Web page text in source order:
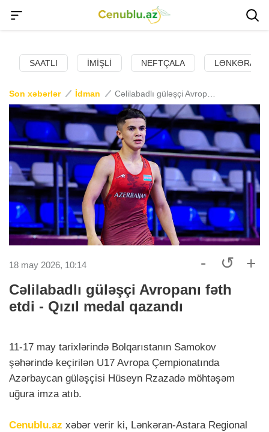
SAATLI İMIŞLI NEFTÇALA LƏNKƏRAN
Son xəbərlər İdman
18 may 2026, 10:14 - ↺ +
Cəlilabadlı güləşçi Avropanı fəth
etdi - Qızıl medal qazandı
11-17 may tarixlərində Bolqarıstanın Samokov
şəhərində keçirilən U17 Avropa Çempionatında
Azərbaycan güləşçisi Hüseyn Rzazadə möhtəşəm
uğura imza atıb.
Cenublu.az xəbər verir ki, Lənkəran-Astara Regional